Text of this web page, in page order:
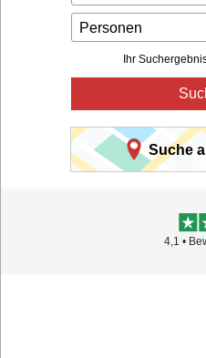
Personen
Ihr
Suche
4,1 •